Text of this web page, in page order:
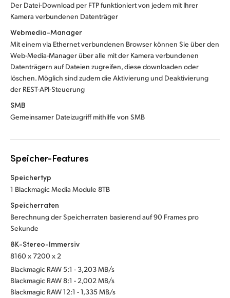
Der Datei-Download per FTP funktioniert von jedem mit Ihrer
Kamera verbundenen Datenträger
Webmedia-Manager
Mit einem via Ethernet verbundenen Browser können Sie über den
Web-Media-Manager über alle mit der Kamera verbundenen
Datenträgern auf Dateien zugreifen, diese downloaden oder
löschen. Möglich sind zudem die Aktivierung und Deaktivierung
der REST-API-Steuerung
SMB
Gemeinsamer Dateizugriff mithilfe von SMB
Speicher-Features
Speichertyp
1 Blackmagic Media Module 8TB
Speicherraten
Berechnung der Speicherraten basierend auf 90 Frames pro
Sekunde
8K-Stereo-Immersiv
8160 x 7200 x 2
Blackmagic RAW 5:1 - 3,203 MB/s
Blackmagic RAW 8:1 - 2,002 MB/s
Blackmagic RAW 12:1 - 1,335 MB/s